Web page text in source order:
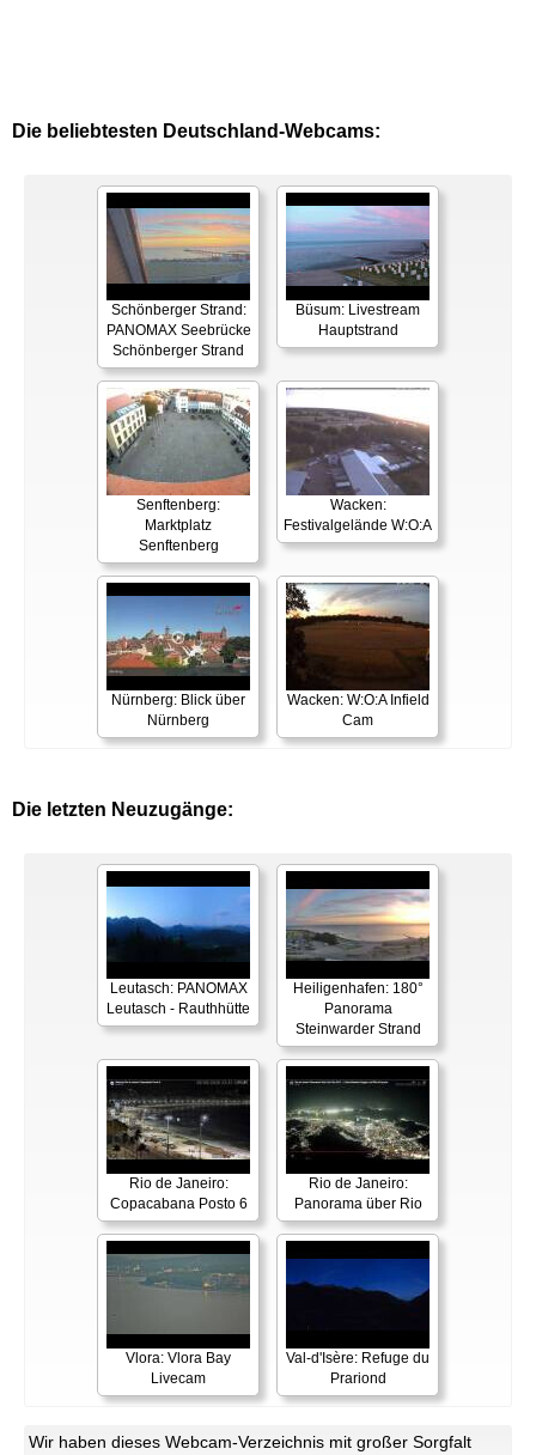
Die beliebtesten Deutschland-Webcams:
Schönberger Strand:
PANOMAX Seebrücke
Schönberger Strand
Büsum: Livestream
Hauptstrand
Senftenberg:
Marktplatz
Senftenberg
Wacken:
Festivalgelände W:O:A
Nürnberg: Blick über
Nürnberg
Wacken: W:O:A Infield
Cam
Die letzten Neuzugänge:
Leutasch: PANOMAX
Leutasch - Rauthhütte
Heiligenhafen: 180°
Panorama
Steinwarder Strand
Rio de Janeiro:
Copacabana Posto 6
Rio de Janeiro:
Panorama über Rio
Vlora: Vlora Bay
Livecam
Val-d'Isère: Refuge du
Prariond
Wir haben dieses Webcam-Verzeichnis mit großer Sorgfalt